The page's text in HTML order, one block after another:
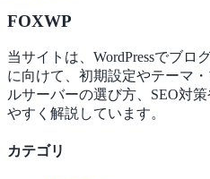
FOXWP
当サイトは、WordPressでブロ
に向けて、初期設定やテーマ
ルサーバーの選び方、SEO対
やすく解説しています。
カテゴリ